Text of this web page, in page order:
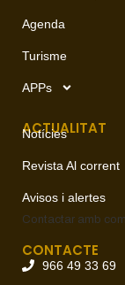
Agenda
Turisme
APPs
ACTUALITAT
Notícies
Revista Al corrent
Avisos i alertes
Contactar amb
CONTACTE
966 49 33 69